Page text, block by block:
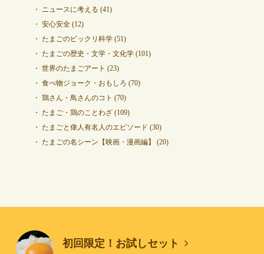
ニュースに考える (41)
安心安全(12)
たまごのビックリ科学(51)
たまごの歴史・文学・文化学(101)
世界のたまごアート (23)
食べ物ジョーク・おもしろ (70)
鶏さん・鳥さんのコト (70)
たまご・鶏のことわざ(109)
たまごと偉人有名人のエピソード (30)
たまごの名シーン【映画・漫画編】
(20)
初回限定！お試しセット